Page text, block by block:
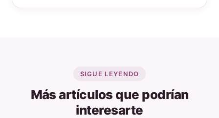
SIGUE LEYENDO
Más artículos que podrían
interesarte